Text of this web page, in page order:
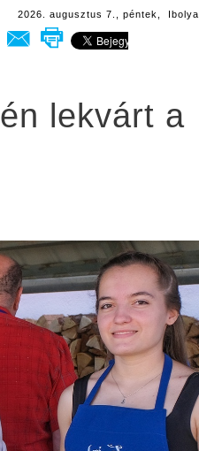
2026. augusztus 7., péntek, Ibolya
lekvárt a